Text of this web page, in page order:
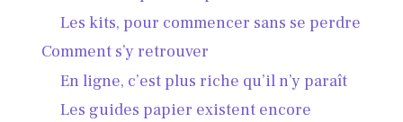
Les kits, pour commencer sans se perdre
Comment s’y retrouver
En ligne, c’est plus riche qu’il n’y paraît
Les guides papier existent encore